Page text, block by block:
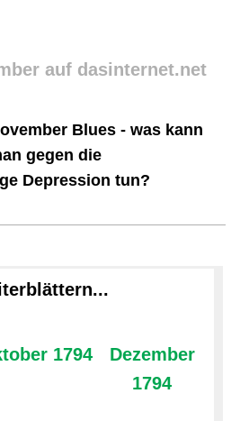
auf dasinternet.net
Blues - was kann
gegen die
Depression tun?
1794
Dezember
1794